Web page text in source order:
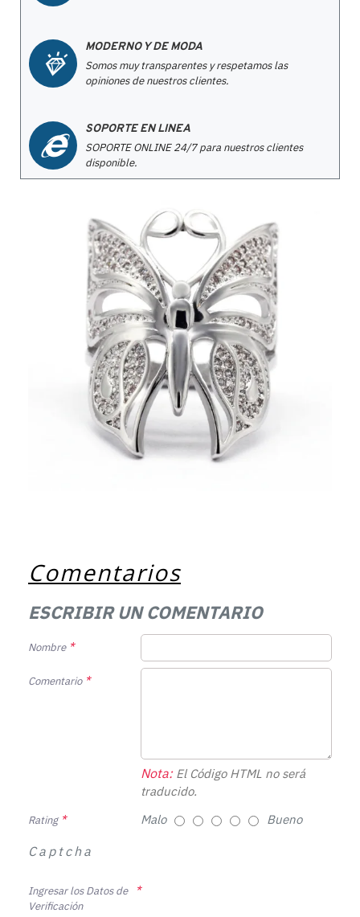
MODERNO Y DE MODA
Somos muy transparentes y respetamos las
opiniones de nuestros clientes.
SOPORTE EN LINEA
SOPORTE ONLINE 24/7 para nuestros clientes
disponible.
Comentarios
ESCRIBIR UN COMENTARIO
Nombre
Comentario
Nota:El Código HTML no será
traducido.
Rating Malo Bueno
Captcha
Ingresar los Datos de
Verificación